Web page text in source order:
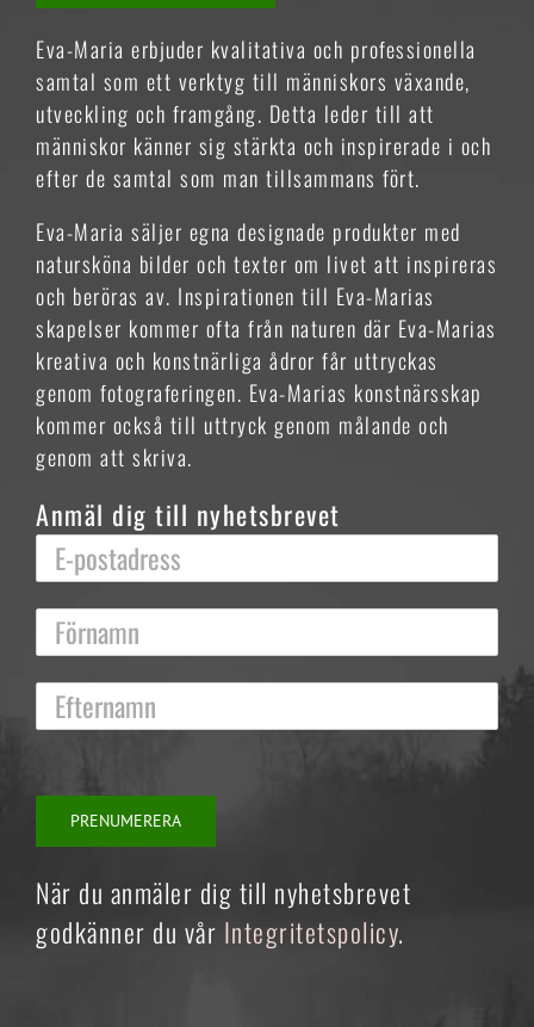
Eva-Maria erbjuder kvalitativa och professionella
samtal som ett verktyg till människors växande,
utveckling och framgång. Detta leder till att
människor känner sig stärkta och inspirerade i och
efter de samtal som man tillsammans fört.
Eva-Maria säljer egna designade produkter med
natursköna bilder och texter om livet att inspireras
och beröras av. Inspirationen till Eva-Marias
skapelser kommer ofta från naturen där Eva-Marias
kreativa och konstnärliga ådror får uttryckas
genom fotograferingen. Eva-Marias konstnärsskap
kommer också till uttryck genom målande och
genom att skriva.
Anmäl dig till nyhetsbrevet
När du anmäler dig till nyhetsbrevet
godkänner du vår Integritetspolicy.